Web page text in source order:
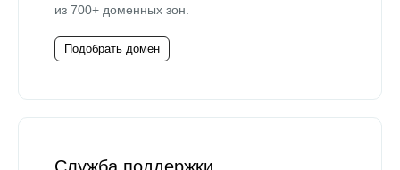
из 700+ доменных зон.
Подобрать домен